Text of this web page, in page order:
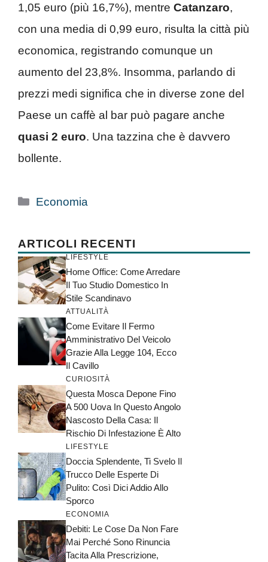
1,05 euro (più 16,7%), mentre Catanzaro,
con una media di 0,99 euro, risulta la città più
economica, registrando comunque un
aumento del 23,8%. Insomma, parlando di
prezzi medi significa che in diverse zone del
Paese un caffè al bar può pagare anche
quasi 2 euro. Una tazzina che è davvero
bollente.
Categorie
Economia
ARTICOLI RECENTI
LIFESTYLE
Home Office: Come Arredare
Il Tuo Studio Domestico In
Stile Scandinavo
ATTUALITÀ
Come Evitare Il Fermo
Amministrativo Del Veicolo
Grazie Alla Legge 104, Ecco
Il Cavillo
CURIOSITÀ
Questa Mosca Depone Fino
A 500 Uova In Questo Angolo
Nascosto Della Casa: Il
Rischio Di Infestazione È Alto
LIFESTYLE
Doccia Splendente, Ti Svelo Il
Trucco Delle Esperte Di
Pulito: Così Dici Addio Allo
Sporco
ECONOMIA
Debiti: Le Cose Da Non Fare
Mai Perché Sono Rinuncia
Tacita Alla Prescrizione,